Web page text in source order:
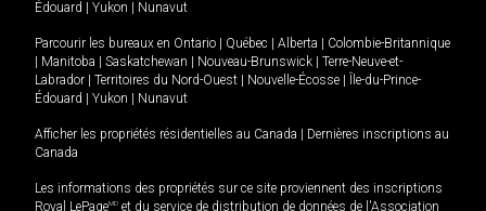
Édouard
Yukon Nunavut
Parcourir les bureaux en Ontario Québec Alberta
Colombie-Britannique
Manitoba Saskatchewan Nouveau-Brunswick
Terre-Neuve-et-
Labrador
Territoires du Nord-Ouest Nouvelle-Écosse
Île-du-Prince-
Édouard
Yukon Nunavut
Afficher les propriétés résidentielles au Canada
Dernières inscriptions au
Canada
Les informations des propriétés sur ce site proviennent des inscriptions
Royal LePageMD et du service de distribution de données de l'Association